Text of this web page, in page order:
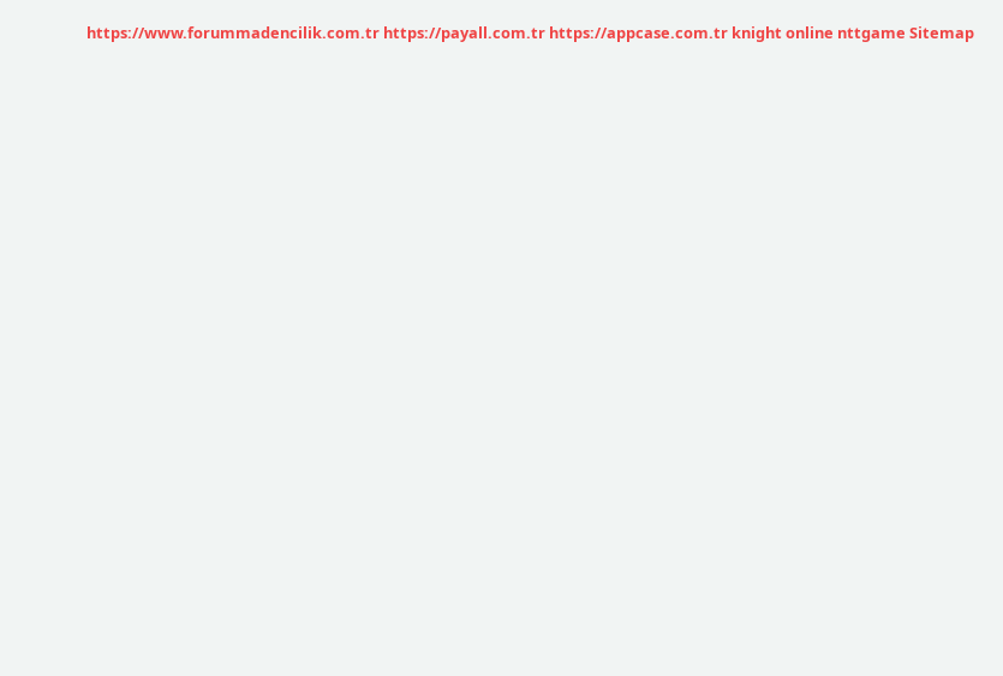
https://www.forummadencilik.com.tr https://payall.com.tr https://appcase.com.tr knight online nttgame Sitemap